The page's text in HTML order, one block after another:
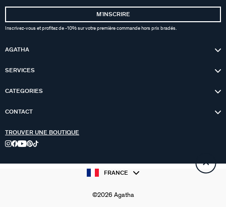
MʼINSCRIRE
Inscrivez-vous et profitez de -10% sur votre première commande hors prix bradés.
AGATHA
SERVICES
CATEGORIES
CONTACT
TROUVER UNE BOUTIQUE
FRANCE
©2026 Agatha